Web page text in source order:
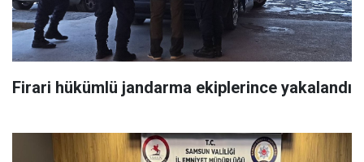
Firari hükümlü jandarma ekiplerince yakalandı